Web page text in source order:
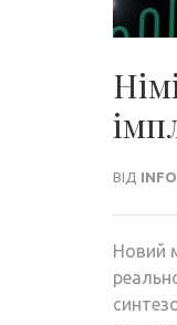
ВІД
Новий